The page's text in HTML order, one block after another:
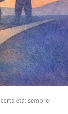
età: sempre